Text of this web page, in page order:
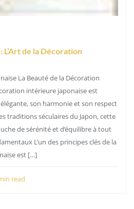
de la Décoration
La Beauté de la Décoration
intérieure japonaise est
son harmonie et son respect
traditions séculaires du Japon, cette
de sérénité et d’équilibre à tout
L’un des principes clés de la
est […]
read